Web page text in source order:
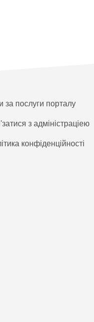
за послуги порталу
з адміністраціею
конфіденційності